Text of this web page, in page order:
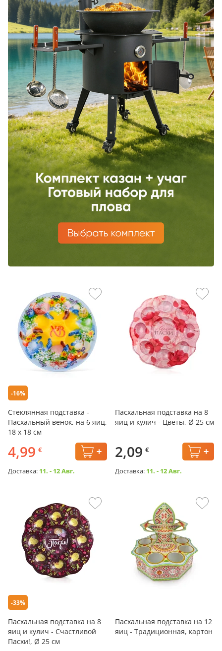
-16%
Стеклянная подставка -
Пасхальный венок, на 6 яиц,
18 х 18 см
4,99 €
Доставка: 11. - 12 Авг.
Пасхальная подставка на 8
яиц и кулич - Цветы, Ø 25 см
2,09 €
Доставка: 11. - 12 Авг.
-33%
Пасхальная подставка на 8
яиц и кулич - Счастливой
Пасхи!, Ø 25 см
Пасхальная подставка на 12
яиц - Традиционная, картон